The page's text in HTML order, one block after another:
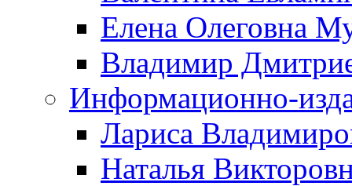
Елена Олеговна
Владимир
Информационно-
Лариса
Наталья